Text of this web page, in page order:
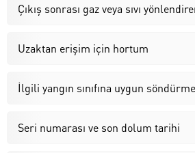
Çıkış sonrası gaz veya sıvı
Uzaktan erişim için hortum
İlgili yangın sınıfına uygun
Seri numarası ve son dolum tarihi